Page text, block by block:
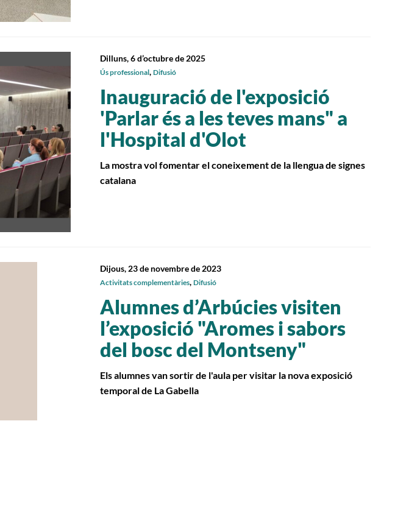
Inauguració de l'exposició
'Parlar és a les teves mans" a
l'Hospital d'Olot
La mostra vol fomentar el coneixement de la llengua de signes
catalana
Dilluns, 6 d’octubre de 2025
Ús professional, Difusió
Alumnes d’Arbúcies visiten
l’exposició "Aromes i sabors
del bosc del Montseny"
Els alumnes van sortir de l'aula per visitar la nova exposició
temporal de La Gabella
Dijous, 23 de novembre de 2023
Activitats complementàries, Difusió